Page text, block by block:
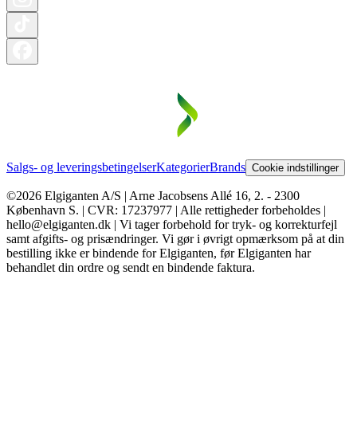
Salgs- og leveringsbetingelserKategorierBrands Cookie indstillinger
©2026 Elgiganten A/S | Arne Jacobsens Allé 16, 2. - 2300
København S. | CVR: 17237977 | Alle rettigheder forbeholdes |
hello@elgiganten.dk | Vi tager forbehold for tryk- og korrekturfejl
samt afgifts- og prisændringer. Vi gør i øvrigt opmærksom på at din
bestilling ikke er bindende for Elgiganten, før Elgiganten har
behandlet din ordre og sendt en bindende faktura.